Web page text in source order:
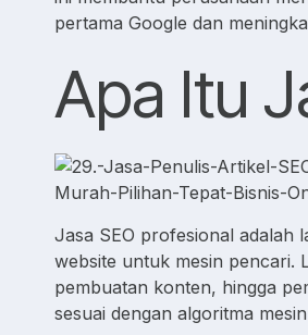
pertama Google dan
Apa Itu
Jasa SEO profesional adalah
website untuk mesin pencari.
pembuatan konten, hingga
sesuai dengan algoritma